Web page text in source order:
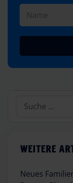
Suchen
WEITERE
Neues